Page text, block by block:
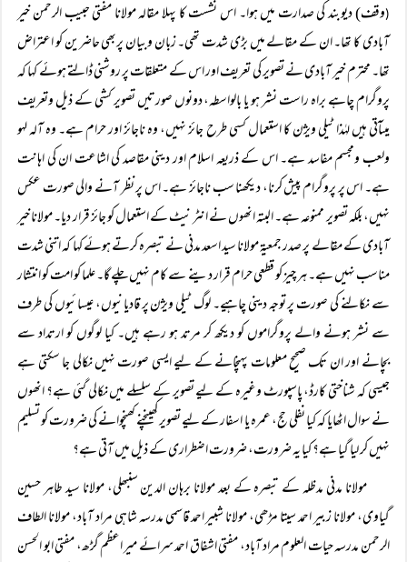
(وقف) دیوبند کی صدارت میں ہوا۔ اس نشست کا پہلا مقالہ مولانا مفتی حبیب الرحمن خیر
آبادی کا تھا۔ ان کے مقالے میں بڑی شدت تھی۔ زبان وبیان پربھی حاضرین کو اعتراض
تھا۔ محترم خیر آبادی نے تصویر کی تعریف اور اس کے متعلقات پر روشنی ڈالتے ہوئے کہا کہ
پروگرام چاہے براہ راست نشر ہو یا بالواسطہ، دونوں صورتیں تصویر کشی کے ذیل وتعریف
میںآتی ہیں لہٰذا ٹیلی ویژن کا استعمال کسی طرح جائز نہیں، وہ ناجائز اور حرام ہے۔ وہ آلہ لہو
ولعب ومجسم مفاسد ہے۔ اس کے ذریعہ اسلام اور دینی مقاصد کی اشاعت ان کی اہانت
ہے۔ اس پر پروگرام پیش کرنا، دیکھنا سب ناجائز ہے۔ اس پر نظر آنے والی صورت عکس
نہیں، بلکہ تصویر ممنوعہ ہے۔ البتہ انھوں نے انٹر نیٹ کے استعمال کو جائز قرار دیا۔ مولانا خیر
آبادی کے مقالے پر صدر جمعیۃ مولانا سید اسعد مدنی نے تبصرہ کرتے ہوئے کہا کہ اتنی شدت
مناسب نہیں ہے۔ ہر چیز کو قطعی حرام قرار دینے سے کام نہیں چلے گا۔ علما کو امت کو انتشار
سے نکالنے کی صورت پر توجہ دینی چاہیے۔ لوگ ٹیلی ویژن پر قادیانیوں، عیسائیوں کی طرف
سے نشر ہونے والے پروگراموں کو دیکھ کر مرتد ہو رہے ہیں۔ کیا لوگوں کو ارتداد سے
بچانے اور ان تک صحیح معلومات پہنچانے کے لیے ایسی صورت نہیں نکالی جا سکتی ہے
جیسی کہ شناختی کارڈ، پاسپورٹ وغیرہ کے لیے تصویر کے سلسلے میں نکالی گئی ہے؟ انھوں
نے سوال اٹھایا کہ کیا نفلی حج، عمرہ یا اسفار کے لیے تصویر کھینچنے کھنچوانے کی ضرورت کو تسلیم
نہیں کر لیا گیا ہے؟ کیا یہ ضرورت، ضرورت اضطراری کے ذیل میں آتی ہے؟
مولانا مدنی مدظلہ کے تبصرہ کے بعد مولانا برہان الدین سنبھلی، مولانا سید طاہر حسین
گیاوی، مولانا زبیر احمد سیتا مڑھی، مولانا شبیر احمد قاسمی مدرسہ شاہی مراد آباد، مولانا الطاف
الرحمن مدرسہ حیات العلوم مراد آباد، مفتی اشفاق احمد سرائے میر اعظم گڑھ، مفتی ابو الحسن